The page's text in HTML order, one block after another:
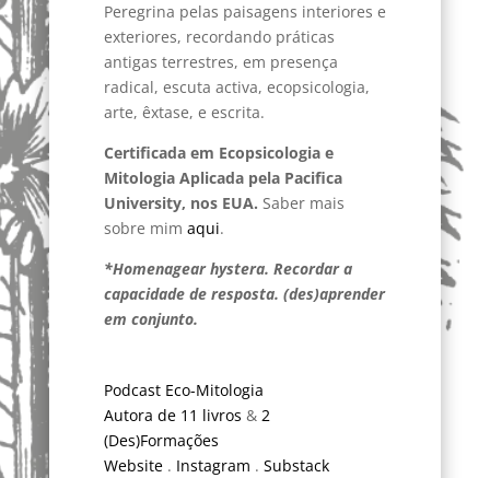
Peregrina pelas paisagens interiores e
exteriores, recordando práticas
antigas terrestres, em presença
radical, escuta activa, ecopsicologia,
arte, êxtase, e escrita.
Certificada em Ecopsicologia e
Mitologia Aplicada pela Pacifica
University, nos EUA. Saber mais
sobre mim aqui.
*Homenagear hystera. Recordar a
capacidade de resposta. (des)aprender
em conjunto.
Podcast Eco-Mitologia
Autora de 11 livros &2
(Des)Formações
Website. Instagram . Substack